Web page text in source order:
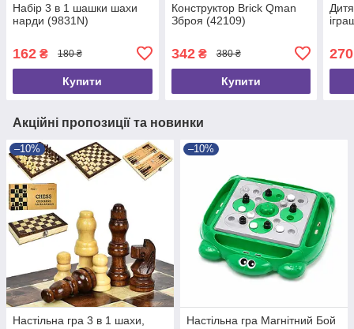
Набір 3 в 1 шашки шахи
нарди (9831N)
162 ₴ 180 ₴
Купити
Конструктор Brick Qman
Зброя (42109)
342₴ 380 ₴
Купити
270
Акційні пропозиції та новинки
–10%
Настільна гра 3 в 1 шахи,
–10%
Настільна гра Магнітний Бой